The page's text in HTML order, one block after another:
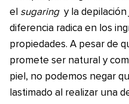
el sugaring y la
diferencia radica en los
propiedades. A pesar de
promete ser natural y
piel, no podemos negar
lastimado al realizar una